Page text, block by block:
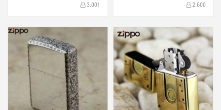
3.001 2.600